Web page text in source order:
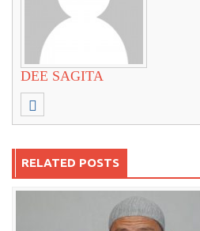
DEE SAGITA
RELATED POSTS